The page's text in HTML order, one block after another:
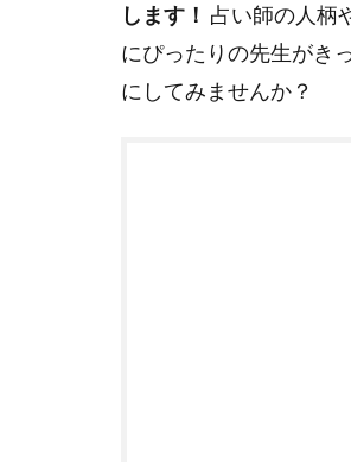
します！ 占い師の人柄
にぴったりの先生がき
にしてみませんか？